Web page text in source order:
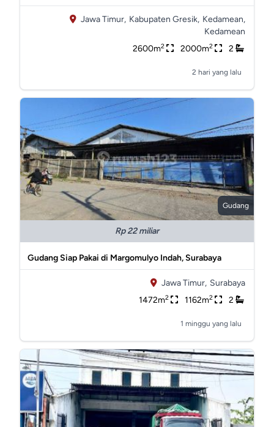
Jawa Timur, Kabupaten Gresik, Kedamean,
Kedamean
2600m2 2000m2 2
2 hari yang lalu
Gudang
Rp 22 miliar
Gudang Siap Pakai di Margomulyo Indah, Surabaya
Jawa Timur, Surabaya
1472m2 1162m2 2
1 minggu yang lalu